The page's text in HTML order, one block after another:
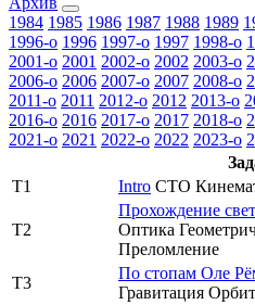
1984 1985 1986 1987 1988 1989
1996-o 1996 1997-o 1997 1998-o
2001-o 2001 2002-o 2002 2003-o
2006-o 2006 2007-o 2007 2008-o
2011-o 2011 2012-o 2012 2013-o
2016-o 2016 2017-o 2017 2018-o
2021-o 2021 2022-o 2022 2023-o
T1
Intro СТО
T2
Прохождение
Оптика
Преломление
T3
По стопам Оле
Гравитация